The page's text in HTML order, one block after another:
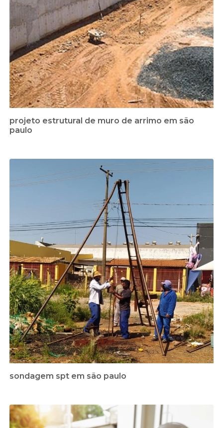
projeto estrutural de muro de arrimo em são
paulo
sondagem spt em são paulo